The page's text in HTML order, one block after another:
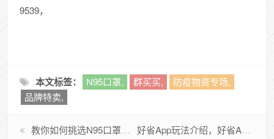
9539，
本文标签： N95口罩, 群买买,
防疫物资专场,
品牌特卖​,
教你如何挑选N95口罩，如何看N95口罩的执行标准？ 好省App玩法介绍，好省APP怎么领取电商优惠券？